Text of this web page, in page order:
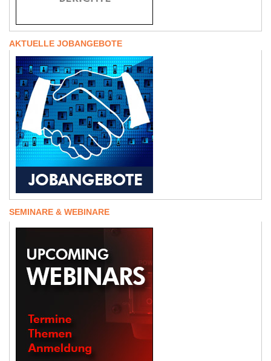
AKTUELLE JOBANGEBOTE
SEMINARE & WEBINARE